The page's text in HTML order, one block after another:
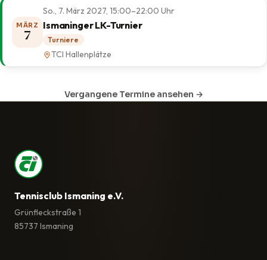
MÄRZ
7
So., 7. März 2027, 15:00–22:00 Uhr
Ismaninger LK-Turnier
Turniere
TCI Hallenplätze
Vergangene Termine ansehen →
Tennisclub Ismaning e.V.
Grünfleckstraße 1
85737 Ismaning